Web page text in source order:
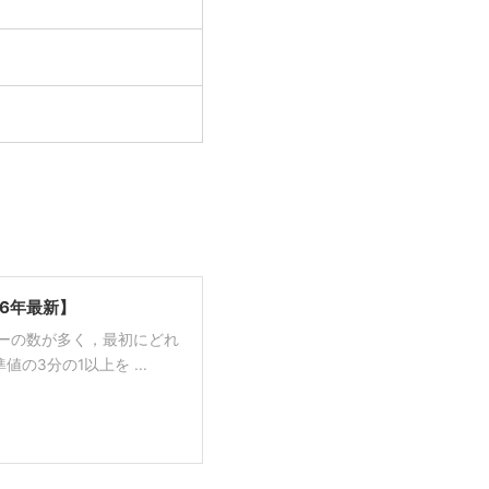
最新】
の数が多く，最初にどれ
値の3分の1以上を ...